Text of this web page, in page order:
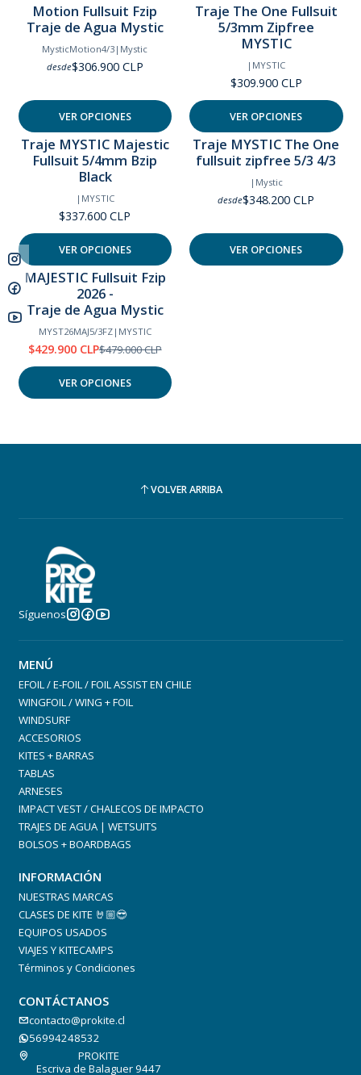
Motion Fullsuit Fzip
Traje de Agua Mystic
MysticMotion4/3 | Mystic
desde$306.900 CLP
VER OPCIONES
Traje The One Fullsuit
5/3mm Zipfree
MYSTIC
| MYSTIC
$309.900 CLP
VER OPCIONES
Traje MYSTIC Majestic
Fullsuit 5/4mm Bzip
Black
| MYSTIC
$337.600 CLP
VER OPCIONES
Traje MYSTIC The One
fullsuit zipfree 5/3 4/3
| Mystic
desde$348.200 CLP
VER OPCIONES
-10%
MAJESTIC Fullsuit Fzip
2026 -
Traje de Agua Mystic
MYST26MAJ5/3FZ| MYSTIC
$429.900 CLP$479.000 CLP
VER OPCIONES
VOLVER ARRIBA
Síguenos
MENÚ
EFOIL / E-FOIL / FOIL ASSIST EN CHILE
WINGFOIL / WING + FOIL
WINDSURF
ACCESORIOS
KITES + BARRAS
TABLAS
ARNESES
IMPACT VEST / CHALECOS DE IMPACTO
TRAJES DE AGUA | WETSUITS
BOLSOS + BOARDBAGS
INFORMACIÓN
NUESTRAS MARCAS
CLASES DE KITE 🤘🏼😎
EQUIPOS USADOS
VIAJES Y KITECAMPS
Términos y Condiciones
CONTÁCTANOS
contacto@prokite.cl
56994248532
PROKITE
Escriva de Balaguer 9447